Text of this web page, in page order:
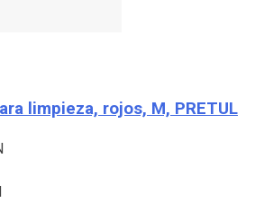
limpieza, rojos, M, PRETUL